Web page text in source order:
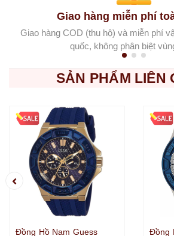
Giao hàng miễn phí
Giao hàng COD (thu hộ) và miễn phí
quốc, không phân biệt
SẢN PHẨM LIÊN
Đồng Hồ Nam Guess
Đồng